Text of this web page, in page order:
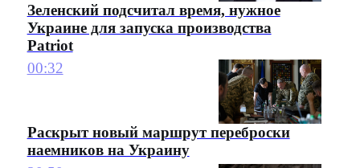
Зеленский подсчитал время, нужное
Украине для запуска производства
Patriot
00:32
Раскрыт новый маршрут переброски
наемников на Украину